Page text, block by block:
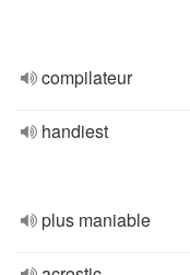
compilateur
handiest
plus maniable